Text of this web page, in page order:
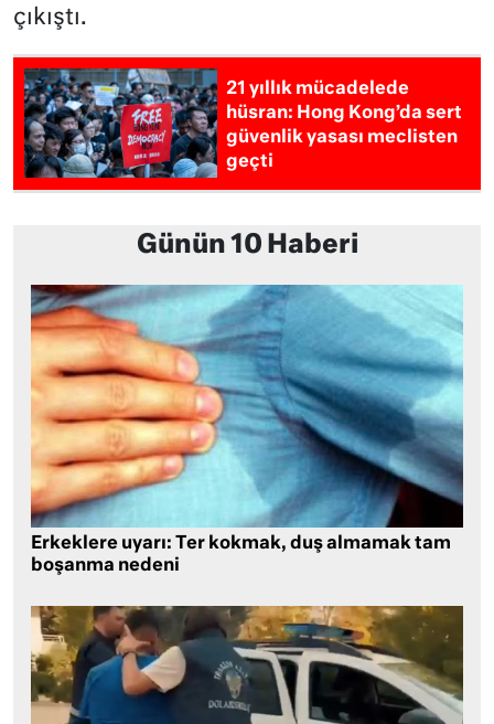
çıkıştı.
21 yıllık mücadelede
hüsran: Hong Kong’da sert
güvenlik yasası meclisten
geçti
Günün 10 Haberi
Erkeklere uyarı: Ter kokmak, duş almamak tam
boşanma nedeni